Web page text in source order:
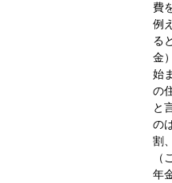
費
例
る
金
始
の
と
の
割
年